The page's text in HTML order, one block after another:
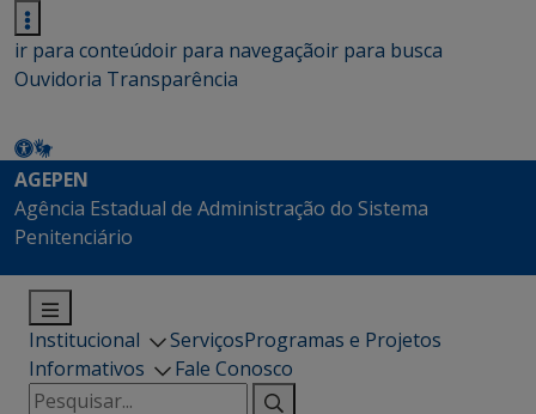
ir para conteúdoir para navegaçãoir para busca
Ouvidoria Transparência
AGEPEN
Agência Estadual de Administração do Sistema
Penitenciário
Institucional ServiçosProgramas e Projetos
Informativos
Fale Conosco
Pesquisar